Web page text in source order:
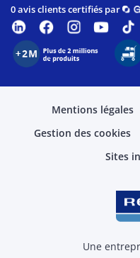
0 avis clients certifiés par
Mentions légales
Gestion des cookies
Sites
Une